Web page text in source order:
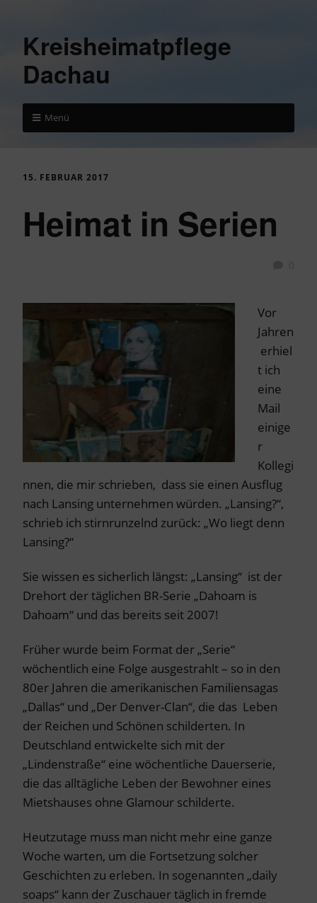
Kreisheimatpflege
Dachau
Menü
15. FEBRUAR 2017
Heimat in Serien
Vor
Jahren
erhiel
t ich
eine
Mail
einige
r
Kollegi
nnen, die mir schrieben, dass sie einen Ausflug
nach Lansing unternehmen würden. „Lansing?“,
schrieb ich stirnrunzelnd zurück: „Wo liegt denn
Lansing?“
Sie wissen es sicherlich längst: „Lansing“ ist der
Drehort der täglichen BR-Serie „Dahoam is
Dahoam“ und das bereits seit 2007!
Früher wurde beim Format der „Serie“
wöchentlich eine Folge ausgestrahlt – so in den
80er Jahren die amerikanischen Familiensagas
„Dallas“ und „Der Denver-Clan“, die das Leben
der Reichen und Schönen schilderten. In
Deutschland entwickelte sich mit der
„Lindenstraße“ eine wöchentliche Dauerserie,
die das alltägliche Leben der Bewohner eines
Mietshauses ohne Glamour schilderte.
Heutzutage muss man nicht mehr eine ganze
Woche warten, um die Fortsetzung solcher
Geschichten zu erleben. In sogenannten „daily
soaps“ kann der Zuschauer täglich in fremde